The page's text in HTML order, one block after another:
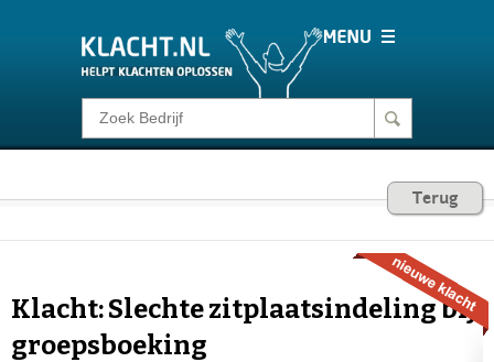
Klacht melden
Consumentenrecht
Voor Bedrijven
Terug
Klacht: Slechte zitplaatsindeling bij
groepsboeking